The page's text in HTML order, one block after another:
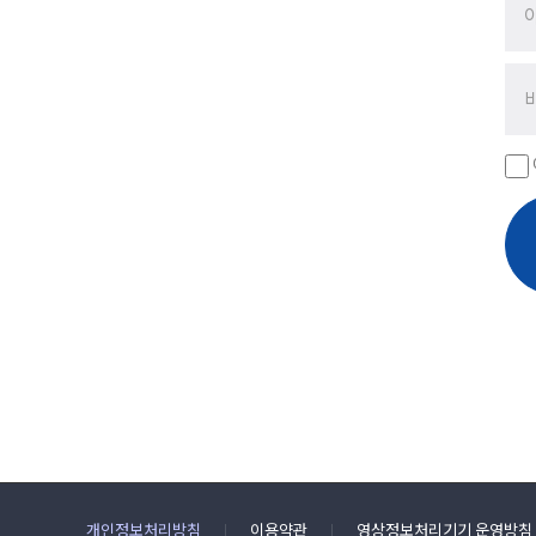
개인정보처리방침 이용약관 영상정보처리기기 운영방침